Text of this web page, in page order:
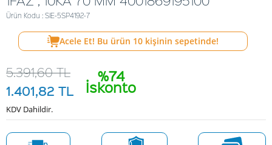
Ürün Kodu : SIE-5SP4192-7
Acele Et! Bu ürün 10 kişinin sepetinde!
%74
İskonto
5.391,60TL
1.401,82 TL
KDV Dahildir.